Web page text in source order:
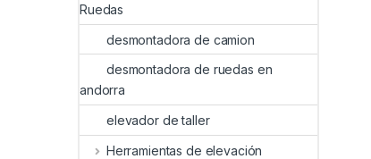
Ruedas
desmontadora de camion
desmontadora de ruedas en
andorra
elevador de taller
Herramientas de elevación